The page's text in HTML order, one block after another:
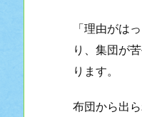
「理由がは
り、集団が
ります。
布団から出